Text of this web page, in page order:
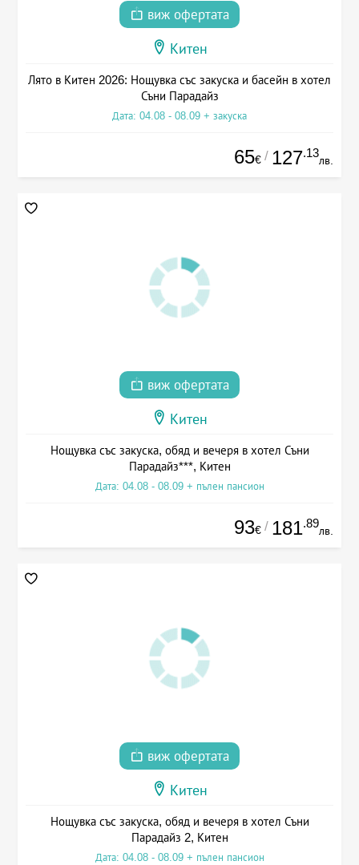
виж офертата
Китен
Лято в Китен 2026: Нощувка със закуска и басейн в хотел
Съни Парадайз
Дата: 04.08 - 08.09 + закуска
65€ / 127.13
лв.
виж офертата
Китен
Нощувка със закуска, обяд и вечеря в хотел Съни
Парадайз***, Китен
Дата: 04.08 - 08.09 + пълен пансион
93€ / 181.89
лв.
виж офертата
Китен
Нощувка със закуска, обяд и вечеря в хотел Съни
Парадайз 2, Китен
Дата: 04.08 - 08.09 + пълен пансион